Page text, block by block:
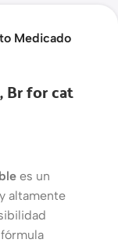
Medicado
Br for cat
es un
altamente